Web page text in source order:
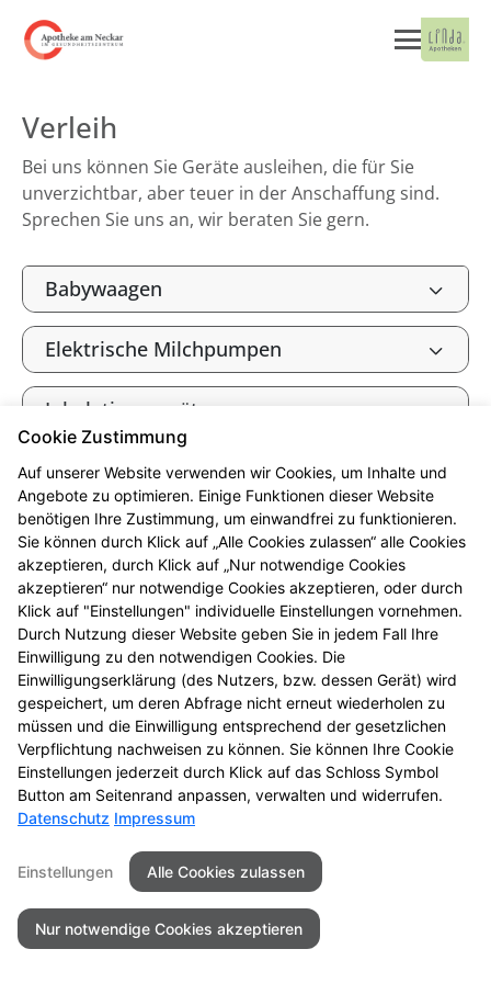
Verleih
Bei uns können Sie Geräte ausleihen, die für Sie
unverzichtbar, aber teuer in der Anschaffung sind.
Sprechen Sie uns an, wir beraten Sie gern.
Babywaagen
Elektrische Milchpumpen
Inhalationsgeräte
Seitenübersicht Kontakt
Impressum
Datenschutz
Barrierefreiheit
© 2026 Apotheke am Neckar
Cookie Zustimmung
Auf unserer Website verwenden wir Cookies, um Inhalte und
Angebote zu optimieren. Einige Funktionen dieser Website
benötigen Ihre Zustimmung, um einwandfrei zu funktionieren.
Sie können durch Klick auf „Alle Cookies zulassen“ alle Cookies
akzeptieren, durch Klick auf „Nur notwendige Cookies
akzeptieren“ nur notwendige Cookies akzeptieren, oder durch
Klick auf "Einstellungen" individuelle Einstellungen vornehmen.
Durch Nutzung dieser Website geben Sie in jedem Fall Ihre
Einwilligung zu den notwendigen Cookies. Die
Einwilligungserklärung (des Nutzers, bzw. dessen Gerät) wird
gespeichert, um deren Abfrage nicht erneut wiederholen zu
müssen und die Einwilligung entsprechend der gesetzlichen
Verpflichtung nachweisen zu können. Sie können Ihre Cookie
Einstellungen jederzeit durch Klick auf das Schloss Symbol
Button am Seitenrand anpassen, verwalten und widerrufen.
Datenschutz Impressum
Einstellungen Alle Cookies zulassen
Nur notwendige Cookies akzeptieren